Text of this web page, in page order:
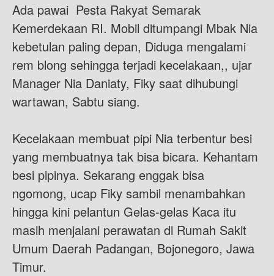
Ada pawai Pesta Rakyat Semarak
Kemerdekaan RI. Mobil ditumpangi Mbak Nia
kebetulan paling depan, Diduga mengalami
rem blong sehingga terjadi kecelakaan,, ujar
Manager Nia Daniaty, Fiky saat dihubungi
wartawan, Sabtu siang.
Kecelakaan membuat pipi Nia terbentur besi
yang membuatnya tak bisa bicara. Kehantam
besi pipinya. Sekarang enggak bisa
ngomong, ucap Fiky sambil menambahkan
hingga kini pelantun Gelas-gelas Kaca itu
masih menjalani perawatan di Rumah Sakit
Umum Daerah Padangan, Bojonegoro, Jawa
Timur.